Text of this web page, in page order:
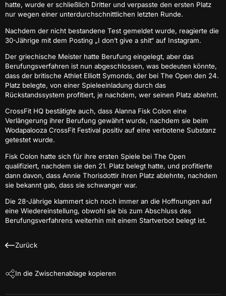
hatte, wurde er schließlich Dritter und verpasste den ersten Platz
nur wegen einer unterdurchschnittlichen letzten Runde.
Nachdem der nicht bestandene Test gemeldet wurde, reagierte die
30-Jährige mit dem Posting „I don’t give a shit“ auf Instagram.
Der griechische Meister hatte Berufung eingelegt, aber das
Berufungsverfahren ist nun abgeschlossen, was bedeuten könnte,
dass der britische Athlet Elliott Symonds, der bei The Open den 24.
Platz belegte, von einer Spieleeinladung durch das
Rückstandssystem profitiert, je nachdem, wer seinen Platz ablehnt.
CrossFit HQ bestätigte auch, dass Alanna Fisk Colon eine
Verlängerung ihrer Berufung gewährt wurde, nachdem sie beim
Wodapalooza CrossFit Festival positiv auf eine verbotene Substanz
getestet wurde.
Fisk Colon hatte sich für ihre ersten Spiele bei The Open
qualifiziert, nachdem sie den 21. Platz belegt hatte, und profitierte
dann davon, dass Annie Thorisdottir ihren Platz ablehnte, nachdem
sie bekannt gab, dass sie schwanger war.
Die 28-Jährige klammert sich noch immer an die Hoffnungen auf
eine Wiedereinstellung, obwohl sie bis zum Abschluss des
Berufungsverfahrens weiterhin mit einem Startverbot belegt ist.
Zurück
In die Zwischenablage kopieren